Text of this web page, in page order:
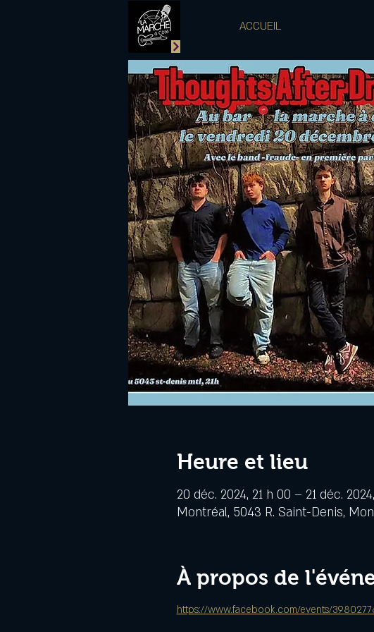
ACCUEIL
Heure et lieu
20 déc. 2024, 21 h 00 – 21 déc.
Montréal, 5043 R. Saint-Denis,
À propos de
https://www.facebook.com/events/